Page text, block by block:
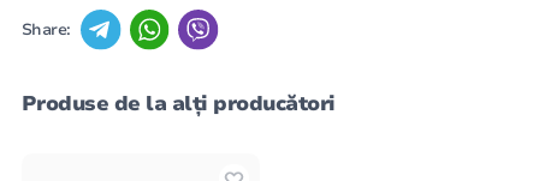
Share:
Produse de la alți producători